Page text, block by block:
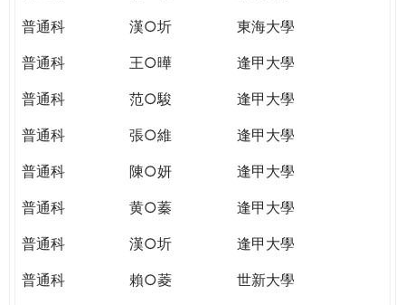
普通科
漢○圻
東海大學
普通科
王○曄
逢甲大學
普通科
范○駿
逢甲大學
普通科
張○維
逢甲大學
普通科
陳○妍
逢甲大學
普通科
黄○蓁
逢甲大學
普通科
漢○圻
逢甲大學
普通科
賴○菱
世新大學